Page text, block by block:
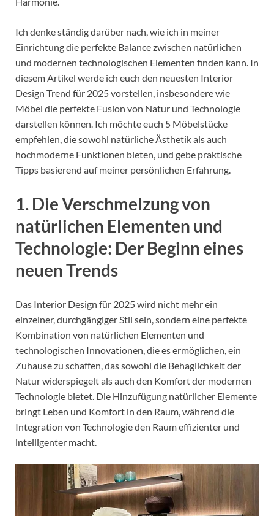
Ich denke ständig darüber nach, wie ich in meiner
Einrichtung die perfekte Balance zwischen natürlichen
und modernen technologischen Elementen finden kann. In
diesem Artikel werde ich euch den neuesten Interior
Design Trend für 2025 vorstellen, insbesondere wie
Möbel die perfekte Fusion von Natur und Technologie
darstellen können. Ich möchte euch 5 Möbelstücke
empfehlen, die sowohl natürliche Ästhetik als auch
hochmoderne Funktionen bieten, und gebe praktische
Tipps basierend auf meiner persönlichen Erfahrung.
1. Die Verschmelzung von
natürlichen Elementen und
Technologie: Der Beginn eines
neuen Trends
Das Interior Design für 2025 wird nicht mehr ein
einzelner, durchgängiger Stil sein, sondern eine perfekte
Kombination von natürlichen Elementen und
technologischen Innovationen, die es ermöglichen, ein
Zuhause zu schaffen, das sowohl die Behaglichkeit der
Natur widerspiegelt als auch den Komfort der modernen
Technologie bietet. Die Hinzufügung natürlicher Elemente
bringt Leben und Komfort in den Raum, während die
Integration von Technologie den Raum effizienter und
intelligenter macht.